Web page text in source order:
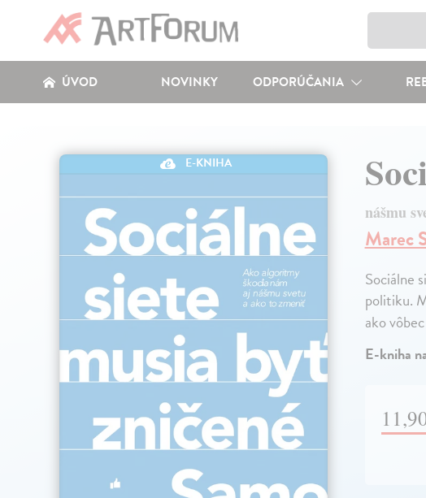
ÚVOD NOVINKY ODPORÚČANIA
E-KNIHA
nášmu
Marec
Sociálne
politiku.
ako
E-kniha